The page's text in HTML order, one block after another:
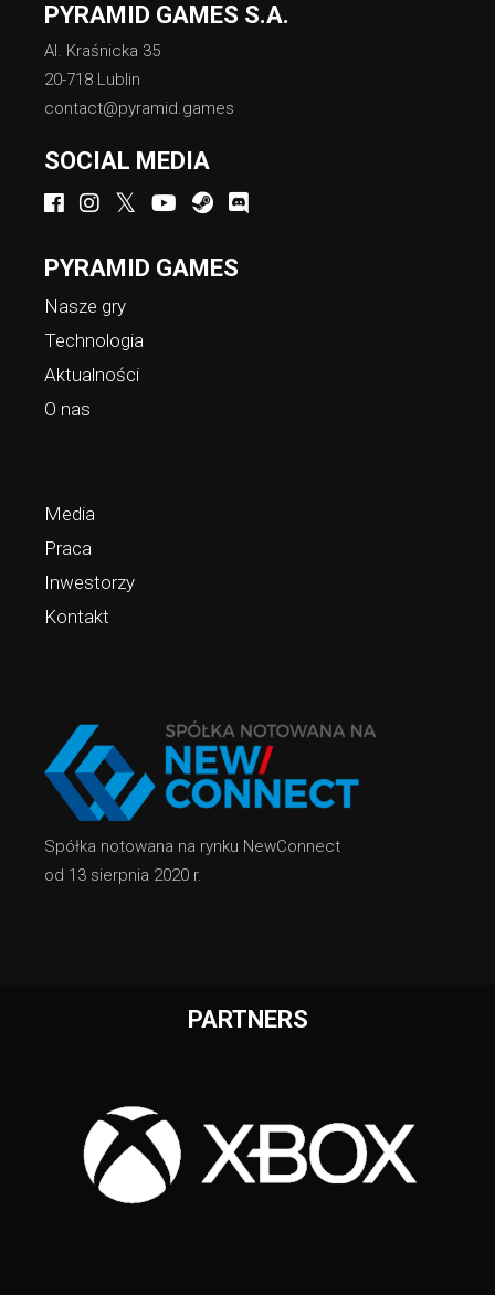
PYRAMID GAMES S.A.
Al. Kraśnicka 35
20-718 Lublin
contact@pyramid.games
SOCIAL MEDIA
PYRAMID GAMES
Nasze gry
Technologia
Aktualności
O nas
Media
Praca
Inwestorzy
Kontakt
Spółka notowana na rynku NewConnect
od 13 sierpnia 2020 r.
PARTNERS